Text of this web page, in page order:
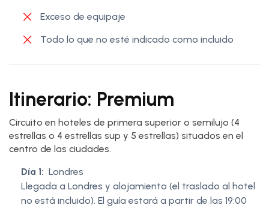
Exceso de equipaje
Todo lo que no esté indicado como incluido
Itinerario: Premium
Circuito en hoteles de primera superior o semilujo (4
estrellas o 4 estrellas sup y 5 estrellas) situados en el
centro de las ciudades.
Día 1: Londres
Llegada a Londres y alojamiento (el traslado al hotel
no está incluido). El guía estará a partir de las 19:00